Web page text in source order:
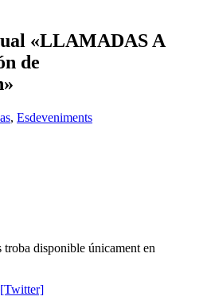
«LLAMADAS A
de
, Esdeveniments
troba disponible únicament en